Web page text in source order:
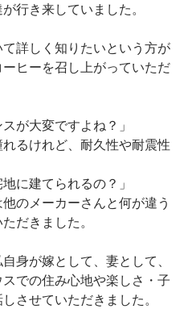
行き来していました。
詳しく知りたいという方が
ヒーを召し上がっていただ
が大変ですよね？」
れるけれど、耐久性や耐震性
に建てられるの？」
のメーカーさんと何が違う
だきました。
身が嫁として、妻として、
での住み心地や楽しさ・子
させていただきました。